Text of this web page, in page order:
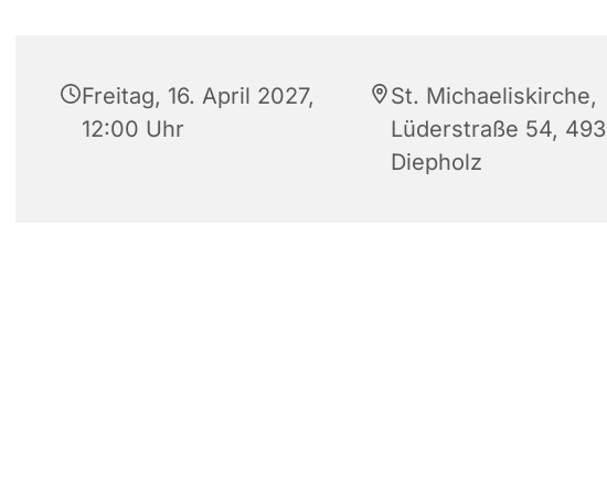
Freitag, 16. April 2027,
12:00 Uhr
St. Michaeliskirche,
Lüderstraße 54,
Diepholz